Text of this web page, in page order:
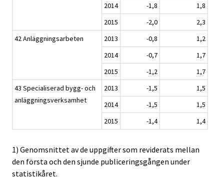
2014
-1,8
1,8
2015
-2,0
2,3
42 Anläggningsarbeten
2013 -0,8
1,2
2014
-0,7
1,7
2015
-1,2
1,7
43 Specialiserad bygg- och
anläggningsverksamhet
2013 -1,5
1,5
2014
-1,5
1,5
2015
-1,4 1,4
1) Genomsnittet av de uppgifter som reviderats mellan
den första och den sjunde publiceringsgången under
statistikåret.